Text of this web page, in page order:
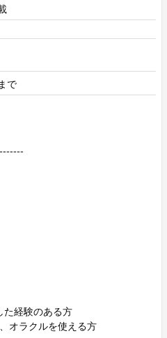
で
た経験のある方
クルを使える方